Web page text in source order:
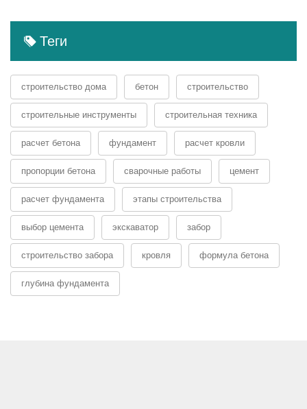
Теги
строительство дома бетон строительство
строительные инструменты строительная техника
расчет бетона фундамент расчет кровли
пропорции бетона сварочные работы цемент
расчет фундамента этапы строительства
выбор цемента экскаватор забор
строительство забора кровля формула бетона
глубина фундамента